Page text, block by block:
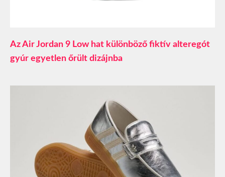
Az Air Jordan 9 Low hat különböző fiktív alteregót
gyúr egyetlen őrült dizájnba